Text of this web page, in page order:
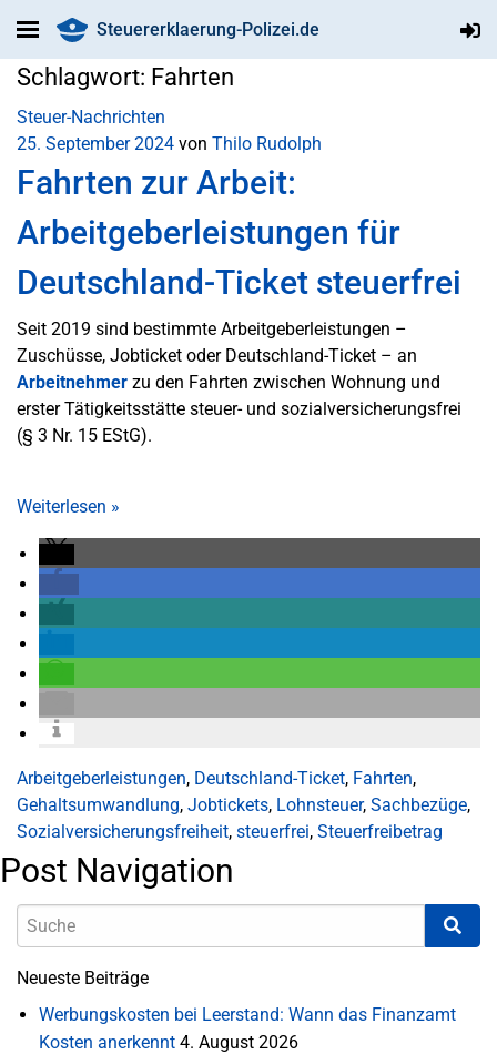
Steuererklaerung-Polizei.de
Schlagwort: Fahrten
Steuer-Nachrichten
25. September 2024 von Thilo Rudolph
Fahrten zur Arbeit:
Arbeitgeberleistungen für
Deutschland-Ticket steuerfrei
Seit 2019 sind bestimmte Arbeitgeberleistungen –
Zuschüsse, Jobticket oder Deutschland-Ticket – an
Arbeitnehmer zu den Fahrten zwischen Wohnung und
erster Tätigkeitsstätte steuer- und sozialversicherungsfrei
(§ 3 Nr. 15 EStG).
Weiterlesen »
Arbeitgeberleistungen, Deutschland-Ticket, Fahrten,
Gehaltsumwandlung, Jobtickets, Lohnsteuer, Sachbezüge,
Sozialversicherungsfreiheit, steuerfrei, Steuerfreibetrag
Post Navigation
Neueste Beiträge
Werbungskosten bei Leerstand: Wann das Finanzamt
Kosten anerkennt 4. August 2026